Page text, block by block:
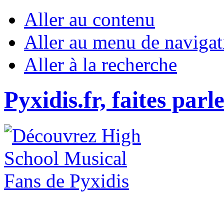
Aller au contenu
Aller au menu de
Aller à la recherche
Pyxidis.fr, faites